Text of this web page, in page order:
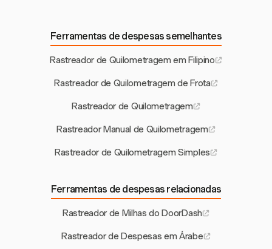
Ferramentas de despesas semelhantes
Rastreador de Quilometragem em Filipino
Rastreador de Quilometragem de Frota
Rastreador de Quilometragem
Rastreador Manual de Quilometragem
Rastreador de Quilometragem Simples
Ferramentas de despesas relacionadas
Rastreador de Milhas do DoorDash
Rastreador de Despesas em Árabe